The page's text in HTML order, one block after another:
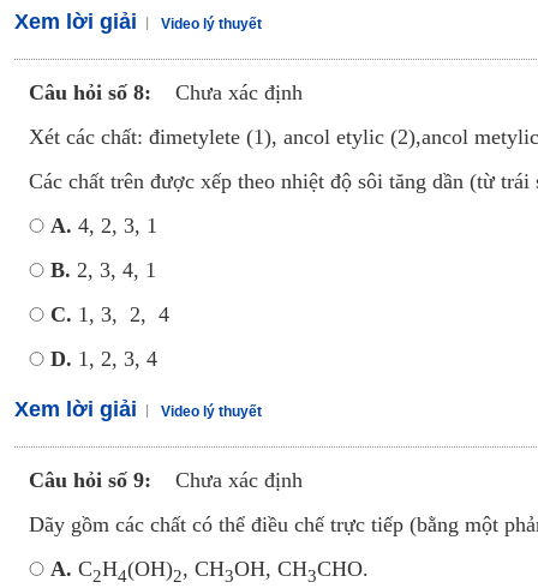
Xem lời giải Video lý thuyết
Câu hỏi số 8:
Chưa xác định
Xét các chất: đimetylete (1), ancol etylic (2),ancol
Các chất trên được xếp theo nhiệt độ sôi tăng dần (từ trái
A. 4, 2, 3, 1
B. 2, 3, 4, 1
C. 1, 3, 2, 4
D. 1, 2, 3, 4
Xem lời giải Video lý thuyết
Câu hỏi số 9:
Chưa xác định
Dãy gồm các chất có thể điều chế trực tiếp (bằng một
A. C2H4(OH)2, CH3OH, CH3CHO.